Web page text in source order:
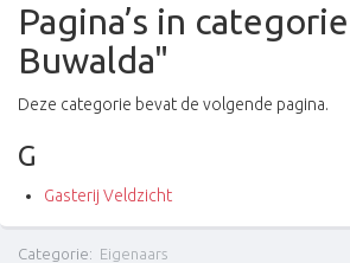
Pagina’s in
Buwalda"
Deze categorie bevat de volgende pagina.
G
Gasterij Veldzicht
Categorie: Eigenaars